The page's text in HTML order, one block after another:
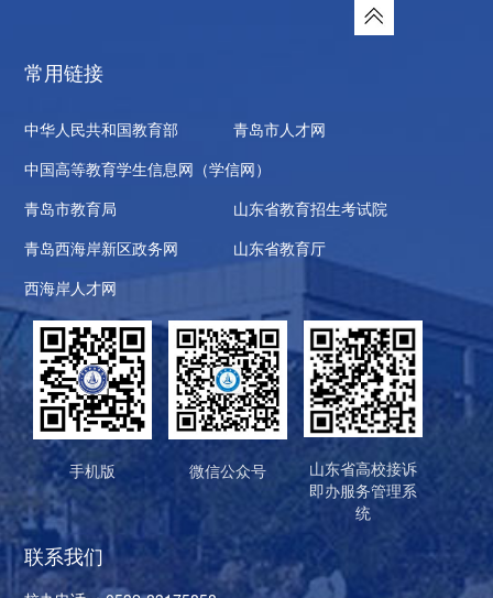
常用链接
中华人民共和国教育部
青岛市人才网
中国高等教育学生信息网（学信网）
青岛市教育局
山东省教育招生考试院
青岛西海岸新区政务网
山东省教育厅
西海岸人才网
手机版 微信公众号
山东省高校接诉
即办服务管理系
统
联系我们